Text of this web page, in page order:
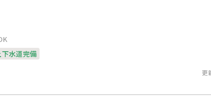
下水道完備
更